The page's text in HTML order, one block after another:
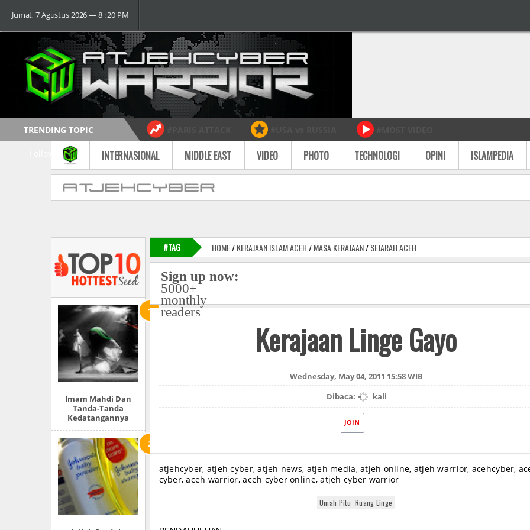
Jumat, 7 Agustus 2026 ― 8 : 20 PM
TRENDING TOPIC
INTERNASIONAL MIDDLE EAST VIDEO PHOTO TECHNOLOGI OPINI ISLAMPEDIA
Imam Mahdi Dan
Tanda-Tanda
Kedatangannya
#TAG HOME/KERAJAAN ISLAM ACEH/MASA KERAJAAN/SEJARAH ACEH
Sign up now:
5000+
monthly
readers
Kerajaan Linge Gayo
Wednesday, May 04, 2011 15:58 WIB
Dibaca:
kali
JOIN
atjehcyber, atjeh cyber, atjeh news, atjeh media, atjeh online, atjeh warrior, acehcyber,
cyber, aceh warrior, aceh cyber online, atjeh cyber warrior
Umah Pitu Ruang Linge